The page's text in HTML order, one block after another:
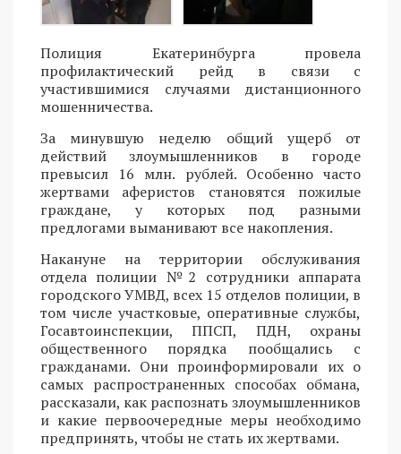
Полиция Екатеринбурга провела
профилактический рейд в связи с
участившимися случаями дистанционного
мошенничества.
За минувшую неделю общий ущерб от
действий злоумышленников в городе
превысил 16 млн. рублей. Особенно часто
жертвами аферистов становятся пожилые
граждане, у которых под разными
предлогами выманивают все накопления.
Накануне на территории обслуживания
отдела полиции №2 сотрудники аппарата
городского УМВД, всех 15 отделов полиции, в
том числе участковые, оперативные службы,
Госавтоинспекции, ППСП, ПДН, охраны
общественного порядка пообщались с
гражданами. Они проинформировали их о
самых распространенных способах обмана,
рассказали, как распознать злоумышленников
и какие первоочередные меры необходимо
предпринять, чтобы не стать их жертвами.